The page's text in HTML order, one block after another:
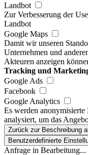
Landbot
Zur Verbesserung der
Landbot
Google Maps
Damit wir unseren
Unternehmen und
Akteuren anzeigen
Tracking und
Google Ads
Facebook
Google Analytics
Es werden
analysiert, um das
Zurück zur Beschreibung
Benutzerdefinierte
Anfrage in